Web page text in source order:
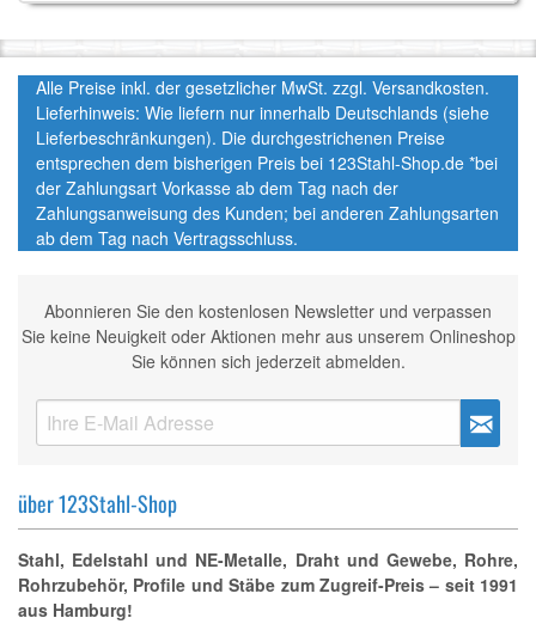
Alle Preise inkl. der gesetzlicher MwSt. zzgl. Versandkosten.
Lieferhinweis: Wie liefern nur innerhalb Deutschlands (siehe
Lieferbeschränkungen). Die durchgestrichenen Preise
entsprechen dem bisherigen Preis bei 123Stahl-Shop.de *bei
der Zahlungsart Vorkasse ab dem Tag nach der
Zahlungsanweisung des Kunden; bei anderen Zahlungsarten
ab dem Tag nach Vertragsschluss.
Abonnieren Sie den kostenlosen Newsletter und verpassen
Sie keine Neuigkeit oder Aktionen mehr aus unserem Onlineshop
Sie können sich jederzeit abmelden.
über 123Stahl-Shop
Stahl, Edelstahl und NE-Metalle, Draht und Gewebe, Rohre,
Rohrzubehör, Profile und Stäbe zum Zugreif-Preis – seit 1991
aus Hamburg!